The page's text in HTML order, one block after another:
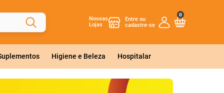
Nossas
Lojas
0
Higiene e Beleza Hospitalar